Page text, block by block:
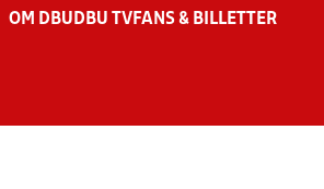
OM DBU DBU TV FANS & BILLETTER